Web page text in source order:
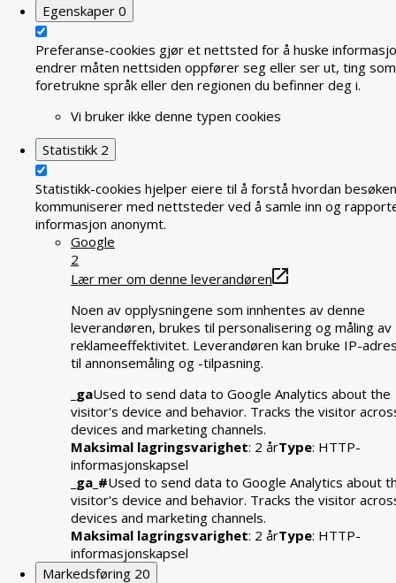
Egenskaper 0
Preferanse-cookies gjør et nettsted for å huske
endrer måten nettsiden oppfører seg eller ser ut, ting
foretrukne språk eller den regionen du befinner deg i.
Vi bruker ikke denne typen cookies
Statistikk 2
Statistikk-cookies hjelper eiere til å forstå hvordan
kommuniserer med nettsteder ved å samle inn og
informasjon anonymt.
Google
2
Lær mer om denne leverandøren
Noen av opplysningene som innhentes av denne
leverandøren, brukes til personalisering og måling av
reklameeffektivitet. Leverandøren kan bruke IP-
til annonsemåling og -tilpasning.
_gaUsed to send data to Google Analytics about the
visitor's device and behavior. Tracks the visitor
devices and marketing channels.
Maksimal lagringsvarighet: 2 årType: HTTP-
informasjonskapsel
_ga_#Used to send data to Google Analytics about
visitor's device and behavior. Tracks the visitor
devices and marketing channels.
Maksimal lagringsvarighet: 2 årType: HTTP-
informasjonskapsel
Markedsføring 20